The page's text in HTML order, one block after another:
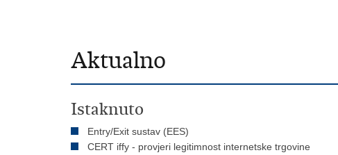
Aktualno
Istaknuto
Entry/Exit sustav (EES)
CERT iffy - provjeri legitimnost internetske trgovine